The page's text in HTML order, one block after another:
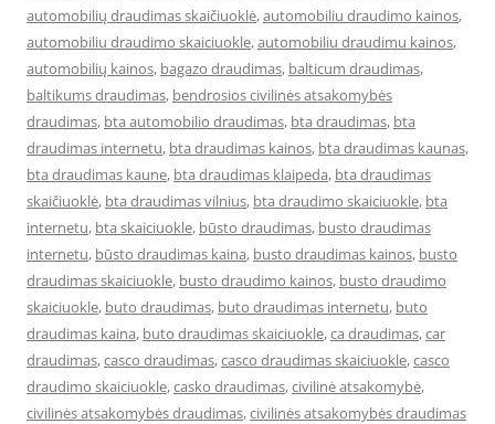
automobilių draudimas skaičiuoklė,automobiliu draudimo kainos,
automobiliu draudimo skaiciuokle,automobiliu draudimu kainos,
automobilių kainos, bagazo draudimas, balticum draudimas,
baltikums draudimas, bendrosios civilinės atsakomybės
draudimas, bta automobilio draudimas, bta draudimas, bta
draudimas internetu, bta draudimas kainos, bta draudimas kaunas,
bta draudimas kaune, bta draudimas klaipeda, bta draudimas
skaičiuoklė, bta draudimas vilnius, bta draudimo skaiciuokle, bta
internetu, bta skaiciuokle, būsto draudimas, busto draudimas
internetu, būsto draudimas kaina, busto draudimas kainos, busto
draudimas skaiciuokle, busto draudimo kainos, busto draudimo
skaiciuokle, buto draudimas, buto draudimas internetu, buto
draudimas kaina, buto draudimas skaiciuokle,ca draudimas,car
draudimas,casco draudimas,casco draudimas skaiciuokle,casco
draudimo skaiciuokle,casko draudimas,civilinė atsakomybė,
civilinės atsakomybės draudimas,civilinės atsakomybės draudimas